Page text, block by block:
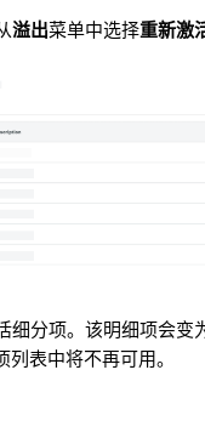
溢出菜单中选择重新激
细分项。该明细项会变
列表中将不再可用。